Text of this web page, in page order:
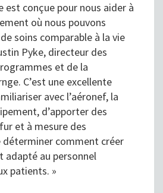
conçue pour nous aider à
où nous pouvons
soins comparable à la vie
Pyke, directeur des
et de la
C’est une excellente
avec l’aéronef, la
d’apporter des
et à mesure des
comment créer
adapté au personnel
patients. »